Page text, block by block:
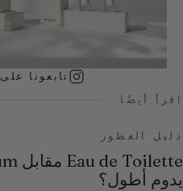
تابعونا على INSTAGRAM
اقرأ أيضًا
دليل العطور
يدوم أطول؟